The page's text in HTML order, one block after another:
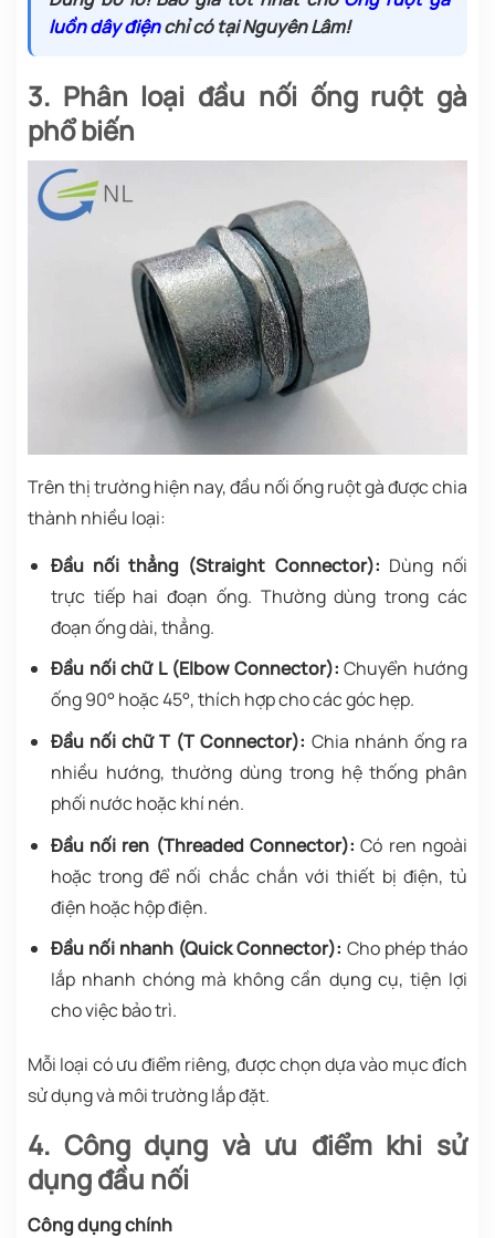
luồn dây điệnchỉ có tại Nguyên Lâm!
3. Phân loại đầu nối ống ruột gà
phổ biến
Trên thị trường hiện nay, đầu nối ống ruột gà được chia
thành nhiều loại:
Đầu nối thẳng (Straight Connector): Dùng nối
trực tiếp hai đoạn ống. Thường dùng trong các
đoạn ống dài, thẳng.
Đầu nối chữ L (Elbow Connector): Chuyển hướng
ống 90° hoặc 45°, thích hợp cho các góc hẹp.
Đầu nối chữ T (T Connector): Chia nhánh ống ra
nhiều hướng, thường dùng trong hệ thống phân
phối nước hoặc khí nén.
Đầu nối ren (Threaded Connector): Có ren ngoài
hoặc trong để nối chắc chắn với thiết bị điện, tủ
điện hoặc hộp điện.
Đầu nối nhanh (Quick Connector): Cho phép tháo
lắp nhanh chóng mà không cần dụng cụ, tiện lợi
cho việc bảo trì.
Mỗi loại có ưu điểm riêng, được chọn dựa vào mục đích
sử dụng và môi trường lắp đặt.
4. Công dụng và ưu điểm khi sử
dụng đầu nối
Công dụng chính